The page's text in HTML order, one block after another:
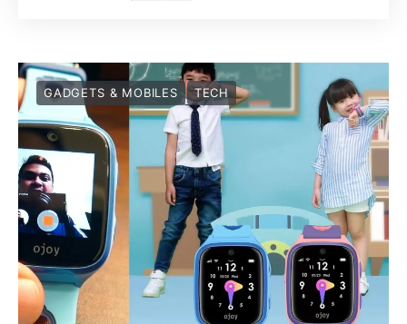
GADGETS & MOBILES TECH